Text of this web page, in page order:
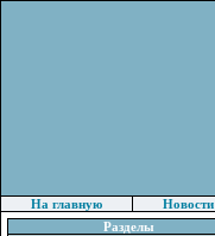
На главную Новости
Разделы